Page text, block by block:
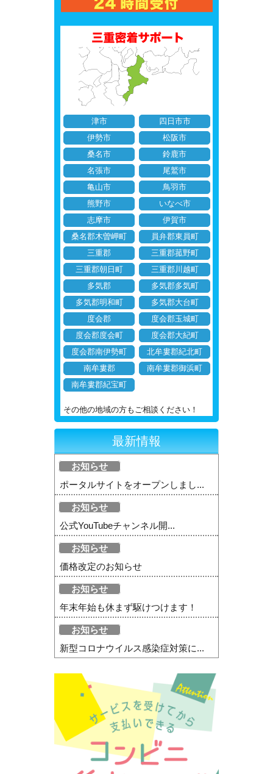
津市
四日市市
伊勢市
松阪市
桑名市
鈴鹿市
名張市
尾鷲市
亀山市
鳥羽市
熊野市
いなべ市
志摩市
伊賀市
桑名郡木曽岬町
員弁郡東員町
三重郡
三重郡菰野町
三重郡朝日町
三重郡川越町
多気郡
多気郡多気町
多気郡明和町
多気郡大台町
度会郡
度会郡玉城町
度会郡度会町
度会郡大紀町
度会郡南伊勢町
北牟婁郡紀北町
南牟婁郡
南牟婁郡御浜町
南牟婁郡紀宝町
その他の地域の方もご相談ください！
最新情報
お知らせ
ポータルサイトをオープンしまし...
お知らせ
公式YouTubeチャンネル開...
お知らせ
価格改定のお知らせ
お知らせ
年末年始も休まず駆けつけます！
お知らせ
新型コロナウイルス感染症対策に...